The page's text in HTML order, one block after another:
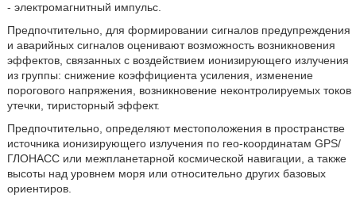
- электромагнитный импульс.
Предпочтительно, для формировании сигналов предупреждения
и аварийных сигналов оценивают возможность возникновения
эффектов, связанных с воздействием ионизирующего излучения
из группы: снижение коэффициента усиления, изменение
порогового напряжения, возникновение неконтролируемых токов
утечки, тиристорный эффект.
Предпочтительно, определяют местоположения в пространстве
источника ионизирующего излучения по гео-координатам GPS/
ГЛОНАСС или межпланетарной космической навигации, а также
высоты над уровнем моря или относительно других базовых
ориентиров.